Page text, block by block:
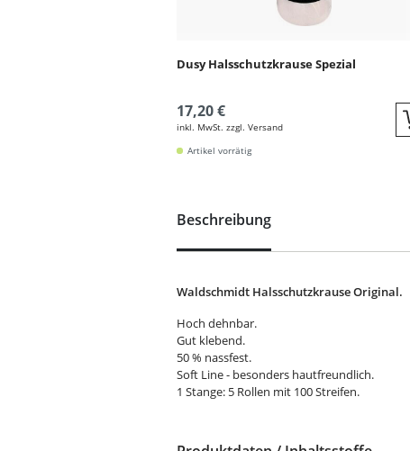
Dusy Halsschutzkrause Spezial
17,20 €
inkl. MwSt. zzgl. Versand
Artikel vorrätig
Beschreibung
Waldschmidt Halsschutzkrause Original.
Hoch dehnbar.
Gut klebend.
50 % nassfest.
Soft Line - besonders hautfreundlich.
1 Stange: 5 Rollen mit 100 Streifen.